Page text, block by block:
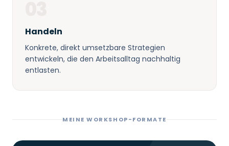
Handeln
Konkrete, direkt umsetzbare Strategien
entwickeln, die den Arbeitsalltag nachhaltig
entlasten.
MEINE WORKSHOP-FORMATE